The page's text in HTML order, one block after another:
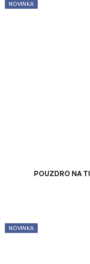
NOVINKA
POUZDRO NA
NOVINKA